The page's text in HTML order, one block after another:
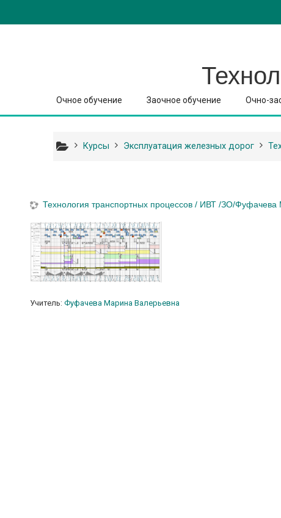
Очное обучение Заочное обучение Очно-
Курсы Эксплуатация железных дорог
Технология транспортных процессов / ИВТ /ЗО/Фуфачева
Учитель: Фуфачева Марина Валерьевна